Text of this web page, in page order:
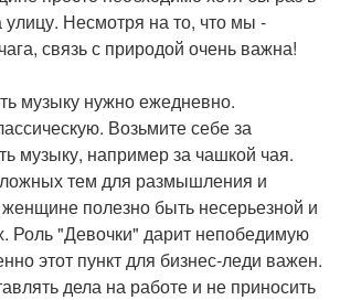
улицу. Несмотря на то, что мы -
связь с природой очень важна!
музыку нужно ежедневно.
Возьмите себе за
музыку, например за чашкой чая.
тем для размышления и
полезно быть несерьезной и
Роль "Девочки" дарит непобедимую
этот пункт для бизнес-леди важен.
дела на работе и не приносить